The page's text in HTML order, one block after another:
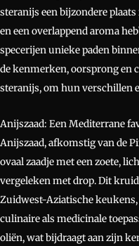
steranijs een bijzondere
en een overlappend aroma
specerijen unieke paden
de kenmerken, oorsprong en
steranijs, om hun verschillen
Anijszaad: Een Mediterrane
Anijszaad, afkomstig van de
ovaal zaadje met een zoete,
vergeleken met drop. Dit
Zuidwest-Aziatische
culinaire als medicinale
oliën, wat bijdraagt aan zijn